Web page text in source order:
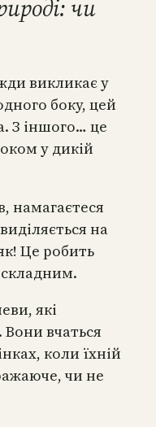
чи
викликає у
боку, цей
З іншого… це
у дикій
намагаєтеся
на
Це робить
які
вчаться
коли їхній
чи не